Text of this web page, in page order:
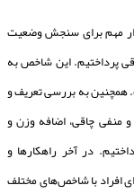
مهم برای سنجش وضعیت
پرداختیم. این شاخص به
همچنین به بررسی تعریف و
منفی چاقی، اضافه وزن و
در آخر راهکارها و
افراد با شاخص‌های مختلف